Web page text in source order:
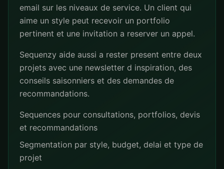
email sur les niveaux de service. Un client qui
aime un style peut recevoir un portfolio
pertinent et une invitation a reserver un appel.
Sequenzy aide aussi a rester present entre deux
projets avec une newsletter d inspiration, des
conseils saisonniers et des demandes de
recommandations.
Sequences pour consultations, portfolios, devis
et recommandations
Segmentation par style, budget, delai et type de
projet